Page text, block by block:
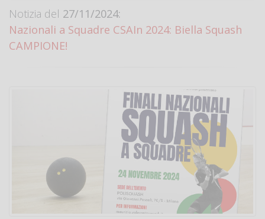
Notizia del 27/11/2024:
Nazionali a Squadre CSAIn 2024: Biella Squash
CAMPIONE!